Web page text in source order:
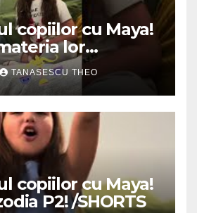
copiilor cu Maya!
lor
TANASESCU THEO
copiilor cu Maya!
P2! /SHORTS